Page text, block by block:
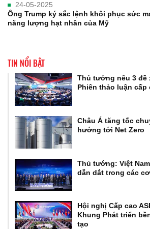
24-05-2025
Ông Trump ký sắc lệnh khôi phục sức
năng lượng hạt nhân của Mỹ
TIN NỔI BẬT
Thủ tướng nêu 3 đề
Phiên thảo luận cấp
Châu Á tăng tốc
hướng tới Net Zero
Thủ tướng: Việt
dẫn dắt trong các
Hội nghị Cấp cao
Khung Phát triển
tạo